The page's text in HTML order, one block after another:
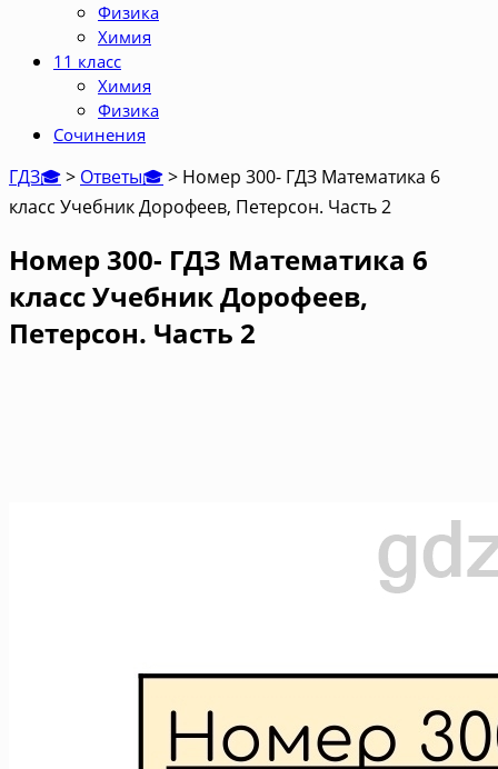
Физика
Химия
11 класс
Химия
Физика
Сочинения
ГДЗ🎓> Ответы🎓> Номер 300- ГДЗ Математика 6
класс Учебник Дорофеев, Петерсон. Часть 2
Номер 300- ГДЗ Математика 6
класс Учебник Дорофеев,
Петерсон. Часть 2